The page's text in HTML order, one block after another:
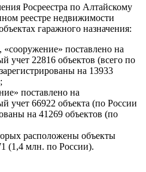
Росреестра по Алтайскому
реестре недвижимости
гаражного назначения:
поставлено на
учет 22816 объектов (всего по
на 13933
поставлено на
учет 66922 объекта (по России
на 41269 объектов (по
расположены объекты
(1,4 млн. по России).